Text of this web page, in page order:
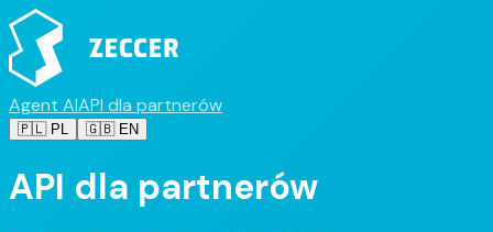
Agent AIAPI dla partnerów
🇵🇱 PL 🇬🇧 EN
API dla partnerów